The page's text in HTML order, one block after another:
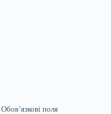
Обов’язкові поля